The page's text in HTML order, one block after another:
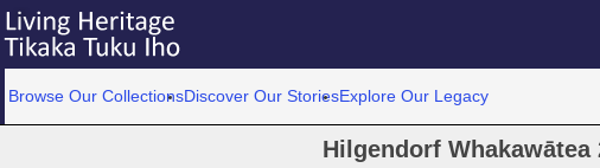
Browse Our CollectionsDiscover Our StoriesExplore Our Legacy
Hilgendorf Whakawātea